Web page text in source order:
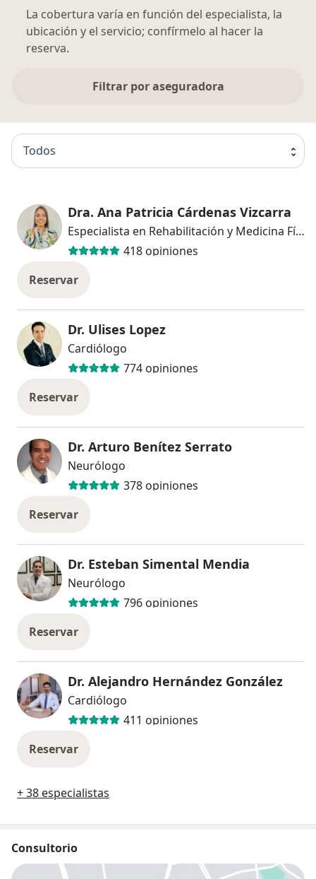
La cobertura varía en función del especialista, la
ubicación y el servicio; confírmelo al hacer la
reserva.
Filtrar por aseguradora
Todos
Dra. Ana Patricia Cárdenas Vizcarra
Especialista en Rehabilitación y Medicina Física
418 opiniones
Reservar
Dr. Ulises Lopez
Cardiólogo
774 opiniones
Reservar
Dr. Arturo Benítez Serrato
Neurólogo
378 opiniones
Reservar
Dr. Esteban Simental Mendia
Neurólogo
796 opiniones
Reservar
Dr. Alejandro Hernández González
Cardiólogo
411 opiniones
Reservar
+ 38 especialistas
Consultorio